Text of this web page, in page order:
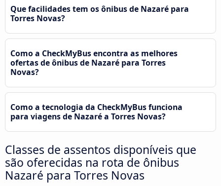
Que facilidades tem os ônibus de Nazaré para
Torres Novas?
Como a CheckMyBus encontra as melhores
ofertas de ônibus de Nazaré para Torres
Novas?
Como a tecnologia da CheckMyBus funciona
para viagens de Nazaré a Torres Novas?
Classes de assentos disponíveis que
são oferecidas na rota de ônibus
Nazaré para Torres Novas